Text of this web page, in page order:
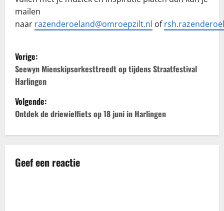
mailen
naar razenderoeland@omroepzilt.nl of
B
e
r
i
c
h
Vorige:
Seewyn Mienskipsorkesttreedt op tijdens Straatfestival
Harlingen
Volgende:
Ontdek de driewielfiets op 18 juni in Harlingen
Geef een reactie